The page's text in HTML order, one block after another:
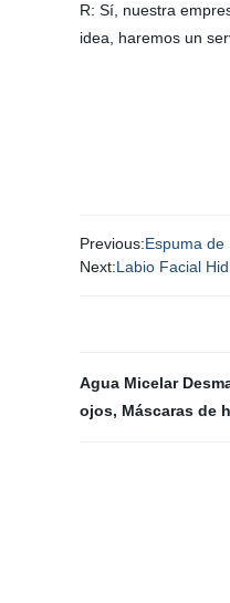
R: Sí, nuestra
idea, haremos un
Previous:Espuma de
Next:Labio Facial
Agua Micelar
ojos, Máscaras de